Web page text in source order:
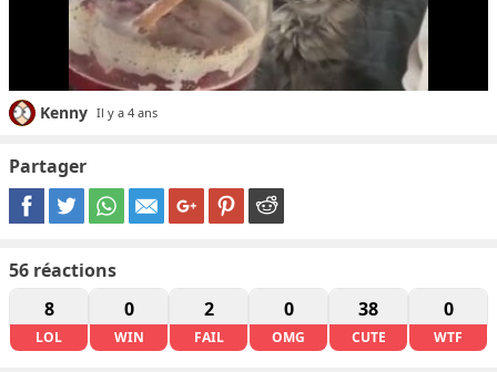
Kenny Il y a 4 ans
Partager
56 réactions
8
LOL
0
WIN
2
FAIL
0
OMG
38
CUTE
0
WTF